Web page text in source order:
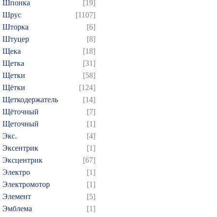
Шпонка
[19]
Шрус
[1107]
Шторка
[6]
Штуцер
[8]
Щека
[18]
Щетка
[31]
Щетки
[58]
Щётки
[124]
Щеткодержатель
[14]
Щёточный
[7]
Щеточный
[1]
Экс.
[4]
Эксентрик
[1]
Эксцентрик
[67]
Электро
[1]
Электромотор
[1]
Элемент
[5]
Эмблема
[1]